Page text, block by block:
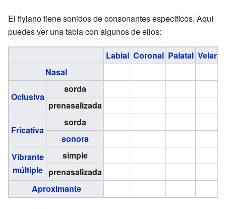
El fiyiano tiene sonidos de consonantes específicos. Aquí
puedes ver una tabla con algunos de ellos:
Labial Coronal Palatal Velar
Nasal
Oclusiva
sorda
prenasalizada
Fricativa
sorda
sonora
Vibrante
múltiple
simple
prenasalizada
Aproximante